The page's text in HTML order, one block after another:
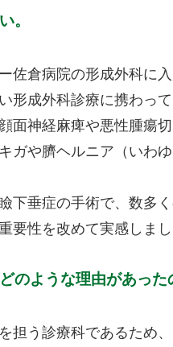
。
佐倉病院の形成外科に
形成外科診療に携わっ
面神経麻痺や悪性腫瘍
や臍ヘルニア（いわ
下垂症の手術で、数多
要性を改めて実感しまし
のような理由があった
担う診療科であるため